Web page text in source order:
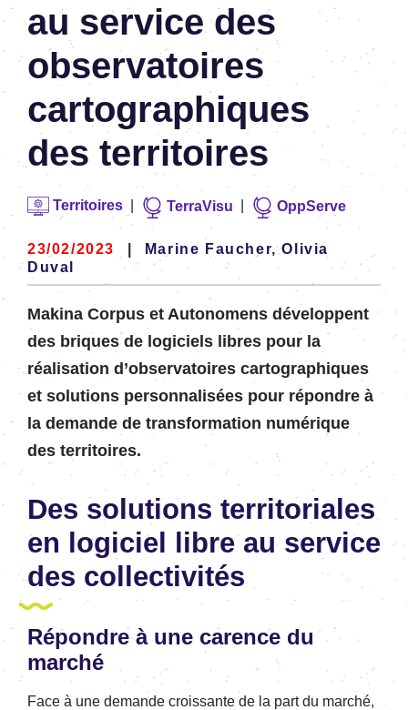
au service des
observatoires
cartographiques
des territoires
Territoires TerraVisu OppServe
23/02/2023 Marine Faucher,Olivia
Duval
Makina Corpus et Autonomens développent
des briques de logiciels libres pour la
réalisation d’observatoires cartographiques
et solutions personnalisées pour répondre à
la demande de transformation numérique
des territoires.
Des solutions territoriales
en logiciel libre au service
des collectivités
Répondre à une carence du
marché
Face à une demande croissante de la part du marché,